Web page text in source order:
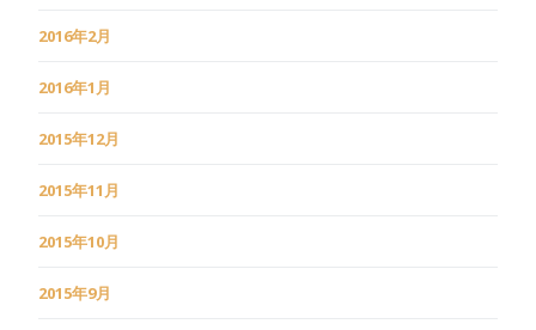
2016年2月
2016年1月
2015年12月
2015年11月
2015年10月
2015年9月